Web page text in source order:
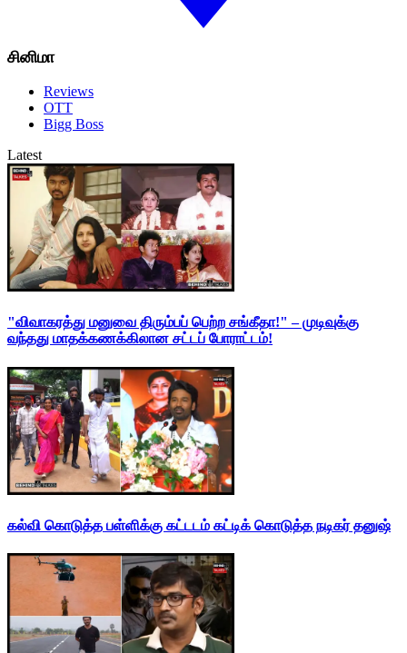
சினிமா
Reviews
OTT
Bigg Boss
Latest
"விவாகரத்து மனுவை திரும்பப் பெற்ற சங்கீதா!" – முடிவுக்கு
வந்தது மாதக்கணக்கிலான சட்டப் போராட்டம்!
கல்வி கொடுத்த பள்ளிக்கு கட்டடம் கட்டிக் கொடுத்த நடிகர் தனுஷ்